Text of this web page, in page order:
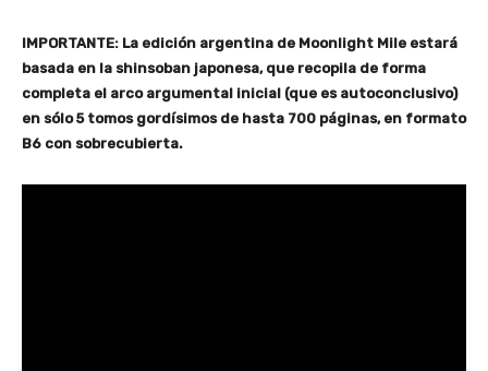
IMPORTANTE: La edición argentina de Moonlight Mile estará
basada en la shinsoban japonesa, que recopila de forma
completa el arco argumental inicial (que es autoconclusivo)
en sólo 5 tomos gordísimos de hasta 700 páginas, en formato
B6 con sobrecubierta.